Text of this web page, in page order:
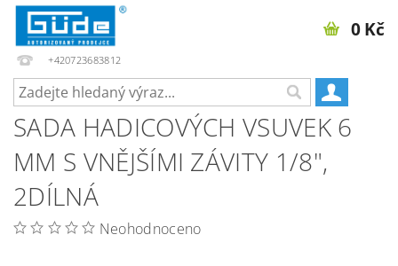
+420723683812
0 Kč
SADA HADICOVÝCH VSUVEK 6
MM S VNĚJŠÍMI ZÁVITY 1/8",
2DÍLNÁ
Neohodnoceno